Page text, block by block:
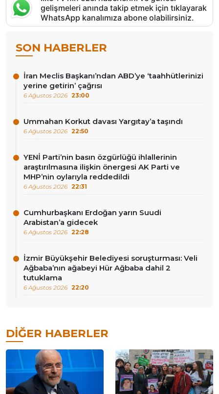
gelişmeleri anında takip etmek için tıklayarak
WhatsApp kanalımıza abone olabilirsiniz.
SON HABERLER
İran Meclis Başkanı’ndan ABD’ye ‘taahhütlerinizi
yerine getirin’ çağrısı
6 Ağustos 2026 23:00
Ummahan Korkut davası Yargıtay’a taşındı
6 Ağustos 2026 22:50
YENİ Parti’nin basın özgürlüğü ihlallerinin
araştırılmasına ilişkin önergesi AK Parti ve
MHP’nin oylarıyla reddedildi
6 Ağustos 2026 22:31
Cumhurbaşkanı Erdoğan yarın Suudi
Arabistan’a gidecek
6 Ağustos 2026 22:28
İzmir Büyükşehir Belediyesi soruşturması: Veli
Ağbaba’nın ağabeyi Hür Ağbaba dahil 2
tutuklama
6 Ağustos 2026 22:20
DIĞER HABERLER